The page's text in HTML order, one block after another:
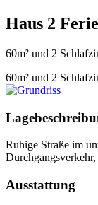
Haus 2
60m² und 2
60m² und 2
Ruhige Straße im
Ausstattung